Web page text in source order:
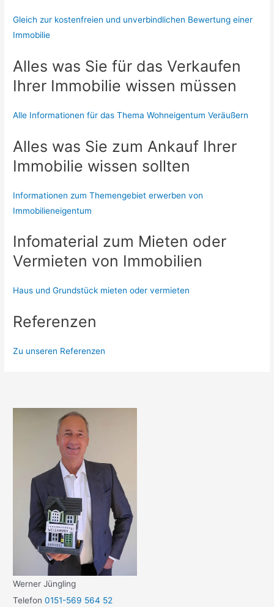
Gleich zur kostenfreien und unverbindlichen Bewertung einer
Immobilie
Alles was Sie für das Verkaufen
Ihrer Immobilie wissen müssen
Alle Informationen für das Thema Wohneigentum Veräußern
Alles was Sie zum Ankauf Ihrer
Immobilie wissen sollten
Informationen zum Themengebiet erwerben von
Immobilieneigentum
Infomaterial zum Mieten oder
Vermieten von Immobilien
Haus und Grundstück mieten oder vermieten
Referenzen
Zu unseren Referenzen
Werner Jüngling
Telefon0151-569 564 52